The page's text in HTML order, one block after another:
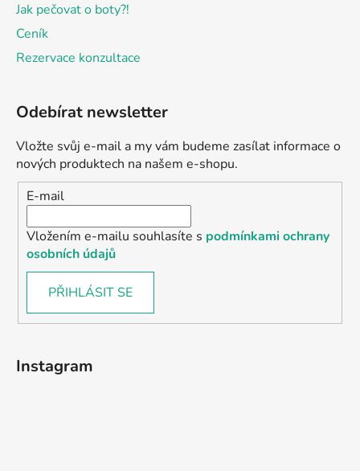
Jak pečovat o boty?!
Ceník
Rezervace konzultace
Odebírat newsletter
Vložte svůj e-mail a my vám budeme zasílat informace o
nových produktech na našem e-shopu.
E-mail
Vložením e-mailu souhlasíte s podmínkami ochrany
osobních údajů
PŘIHLÁSIT SE
Instagram